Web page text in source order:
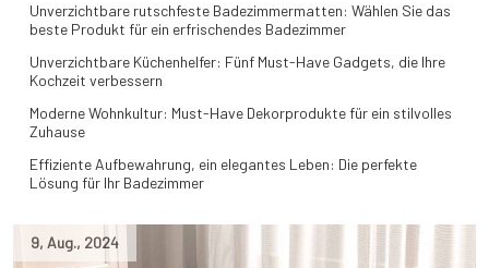
9, Aug., 2024
Unverzichtbare rutschfeste Badezimmermatten: Wählen Sie das
beste Produkt für ein erfrischendes Badezimmer
Unverzichtbare Küchenhelfer: Fünf Must-Have Gadgets, die Ihre
Kochzeit verbessern
Moderne Wohnkultur: Must-Have Dekorprodukte für ein stilvolles
Zuhause
Effiziente Aufbewahrung, ein elegantes Leben: Die perfekte
Lösung für Ihr Badezimmer